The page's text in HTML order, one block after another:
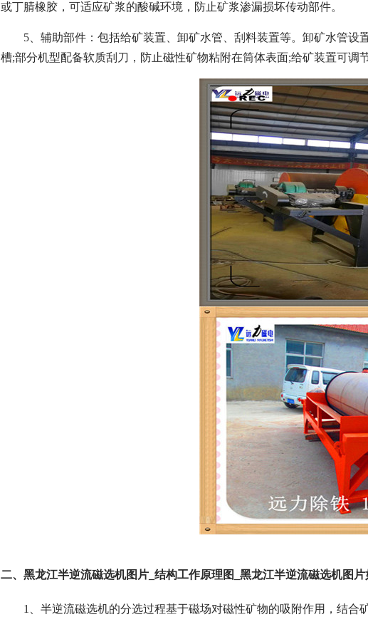
或丁腈橡胶，可适应矿浆的酸碱环境，防止矿浆渗漏损坏传动部件。
5、辅助部件：包括给矿装置、卸矿水管、刮料装置等。卸矿水管
槽;部分机型配备软质刮刀，防止磁性矿物粘附在筒体表面;给矿装置可调
二、黑龙江半逆流磁选机图片_结构工作原理图_黑龙江半逆流磁选机图
1、半逆流磁选机的分选过程基于磁场对磁性矿物的吸附作用，结